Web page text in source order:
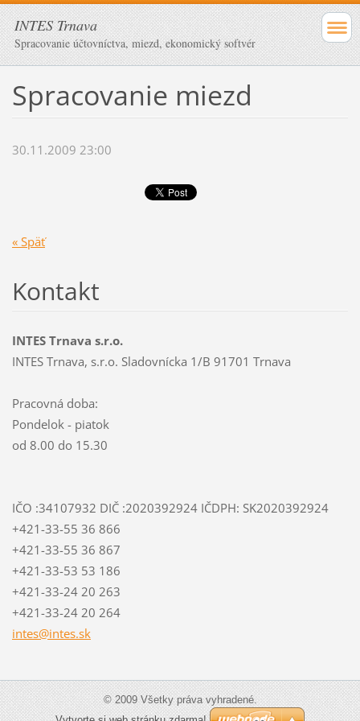
INTES Trnava
Spracovanie účtovníctva, miezd, ekonomický softvér
Spracovanie miezd
30.11.2009 23:00
« Späť
Kontakt
INTES Trnava s.r.o.
INTES Trnava, s.r.o. Sladovnícka 1/B 91701 Trnava
Pracovná doba:
Pondelok - piatok
od 8.00 do 15.30
IČO :34107932 DIČ :2020392924 IČDPH: SK2020392924
+421-33-55 36 866
+421-33-55 36 867
+421-33-53 53 186
+421-33-24 20 263
+421-33-24 20 264
intes@intes.sk
© 2009 Všetky práva vyhradené.